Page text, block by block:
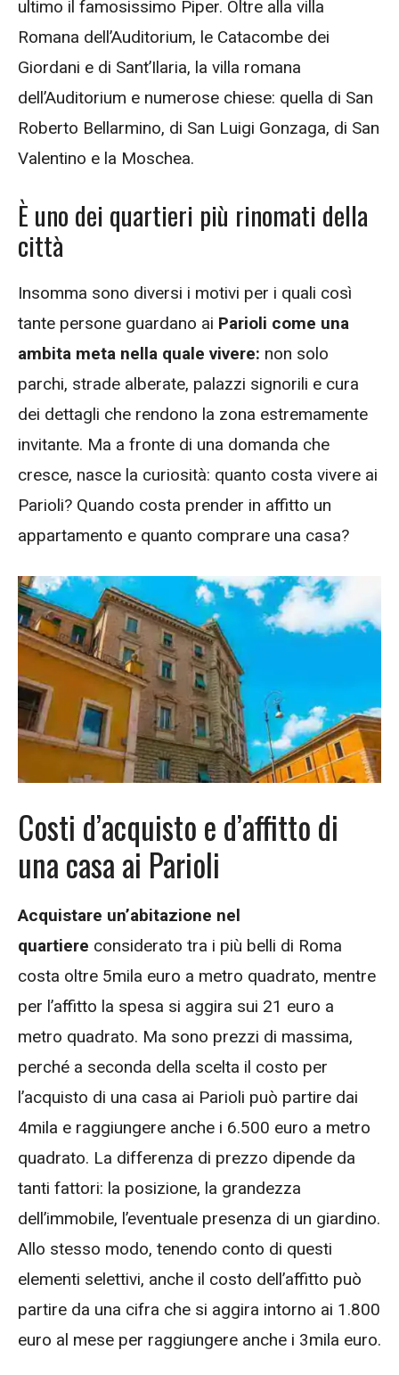
ultimo il famosissimo Piper. Oltre alla villa
Romana dell’Auditorium, le Catacombe dei
Giordani e di Sant’Ilaria, la villa romana
dell’Auditorium e numerose chiese: quella di San
Roberto Bellarmino, di San Luigi Gonzaga, di San
Valentino e la Moschea.
È uno dei quartieri più rinomati della
città
Insomma sono diversi i motivi per i quali così
tante persone guardano ai Parioli come una
ambita meta nella quale vivere: non solo
parchi, strade alberate, palazzi signorili e cura
dei dettagli che rendono la zona estremamente
invitante. Ma a fronte di una domanda che
cresce, nasce la curiosità: quanto costa vivere ai
Parioli? Quando costa prender in affitto un
appartamento e quanto comprare una casa?
Costi d’acquisto e d’affitto di
una casa ai Parioli
Acquistare un’abitazione nel
quartiere considerato tra i più belli di Roma
costa oltre 5mila euro a metro quadrato, mentre
per l’affitto la spesa si aggira sui 21 euro a
metro quadrato. Ma sono prezzi di massima,
perché a seconda della scelta il costo per
l’acquisto di una casa ai Parioli può partire dai
4mila e raggiungere anche i 6.500 euro a metro
quadrato. La differenza di prezzo dipende da
tanti fattori: la posizione, la grandezza
dell’immobile, l’eventuale presenza di un giardino.
Allo stesso modo, tenendo conto di questi
elementi selettivi, anche il costo dell’affitto può
partire da una cifra che si aggira intorno ai 1.800
euro al mese per raggiungere anche i 3mila euro.